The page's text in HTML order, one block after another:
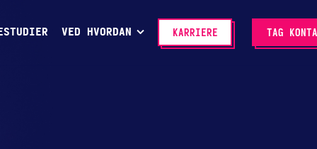
VED HVORDAN KARRIERE TAG